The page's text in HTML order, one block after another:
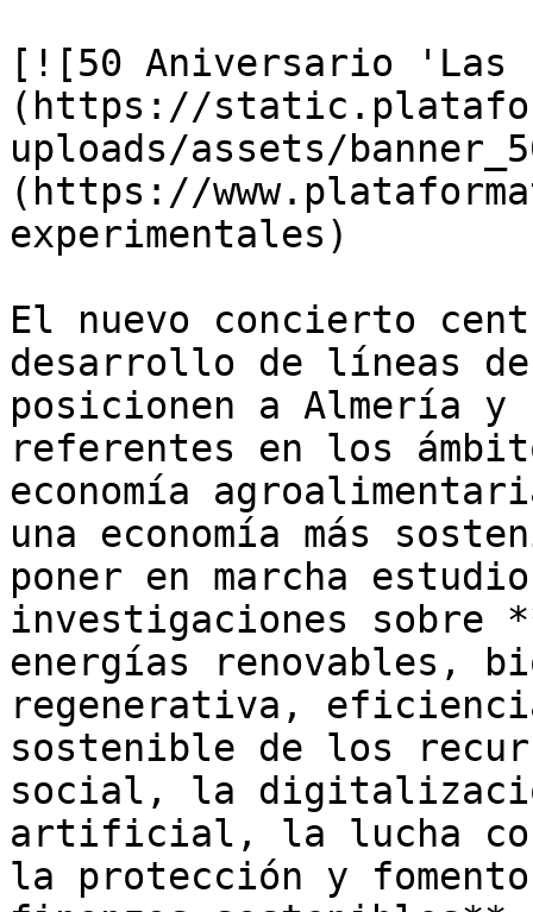
[![50 Aniversario
(https://
uploads/assets/
(https://
experimentales)
El nuevo concierto
desarrollo de líneas
posicionen a Almería y
referentes en los
economía
una economía más
poner en marcha
investigaciones sobre
energías renovables,
regenerativa,
sostenible de los
social, la
artificial, la lucha
la protección y